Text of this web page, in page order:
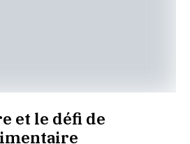
et le défi de